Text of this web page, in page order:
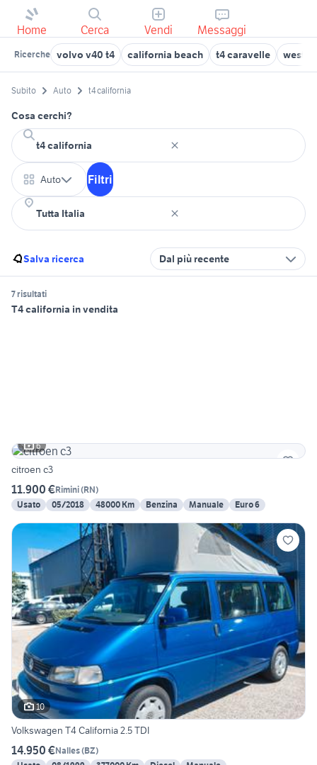
Home Cerca Vendi Messaggi
Ricerche volvo v40 t4 california beach t4 caravelle
Subito Auto t4 california
Cosa cerchi?
Auto Filtri
Salva ricerca Dal più recente
7 risultati
T4 california in vendita
6
citroen c3
11.900 €Rimini(RN)
Usato
05/2018 48000 Km Benzina Manuale Euro 6
10
Volkswagen T4 California 2.5 TDI
14.950 €Nalles(BZ)